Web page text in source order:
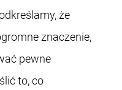
że
znaczenie,
pewne
to, co